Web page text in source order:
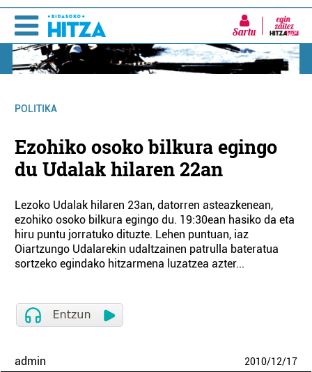
Sartu
POLITIKA
Ezohiko osoko bilkura egingo
du Udalak hilaren 22an
Lezoko Udalak hilaren 23an, datorren asteazkenean,
ezohiko osoko bilkura egingo du. 19:30ean hasiko da eta
hiru puntu jorratuko dituzte. Lehen puntuan, iaz
Oiartzungo Udalarekin udaltzainen patrulla bateratua
sortzeko egindako hitzarmena luzatzea azter...
admin 2010/12/17